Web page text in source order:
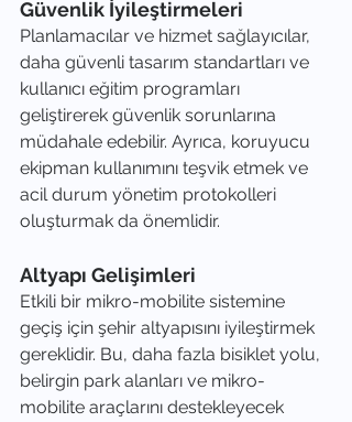
Güvenlik İyileştirmeleri
Planlamacılar ve hizmet sağlayıcılar,
daha güvenli tasarım standartları ve
kullanıcı eğitim programları
geliştirerek güvenlik sorunlarına
müdahale edebilir. Ayrıca, koruyucu
ekipman kullanımını teşvik etmek ve
acil durum yönetim protokolleri
oluşturmak da önemlidir.
Altyapı Gelişimleri
Etkili bir mikro-mobilite sistemine
geçiş için şehir altyapısını iyileştirmek
gereklidir. Bu, daha fazla bisiklet yolu,
belirgin park alanları ve mikro-
mobilite araçlarını destekleyecek